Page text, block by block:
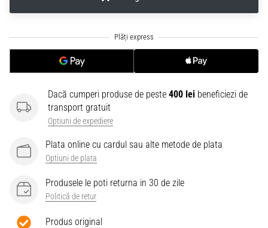
Dacă cumperi produse de peste 400 lei beneficiezi de
transport gratuit
Optiuni de expediere
Plata online cu cardul sau alte metode de plata
Optiuni de plata
Produsele le poti returna in 30 de zile
Politică de retur
Produs original